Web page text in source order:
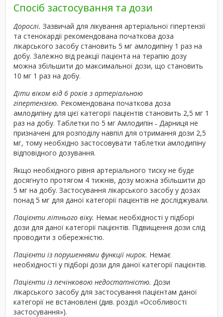
Спосіб застосування та дози
Дорослі. Зазвичай для лікування артеріальної гіпертензії
та стенокардії рекомендована початкова доза
лікарського засобу становить 5 мг амлодипіну 1 раз на
добу. Залежно від реакції пацієнта на терапію дозу
можна збільшити до максимальної дози, що становить
10 мг 1 раз на добу.
Діти віком від 6 років з артеріальною
гіпертензією. Рекомендована початкова доза
амлодипіну для цієї категорії пацієнтів становить 2,5 мг 1
раз на добу. Таблетки по 5 мг Амлодипін ˗ Дарниця не
призначені для розподілу навпіл для отримання дози 2,5
мг, тому необхідно застосовувати таблетки амлодипіну
відповідного дозування.
Якщо необхідного рівня артеріального тиску не буде
досягнуто протягом 4 тижнів, дозу можна збільшити до
5 мг на добу. Застосування лікарського засобу у дозах
понад 5 мг для даної категорії пацієнтів не досліджували.
Пацієнти літнього віку. Немає необхідності у підборі
дози для даної категорії пацієнтів. Підвищення дози слід
проводити з обережністю.
Пацієнти із порушеннями функції нирок. Немає
необхідності у підборі дози для даної категорії пацієнтів.
Пацієнти із печінковою недостатністю. Дози
лікарського засобу для застосування пацієнтам даної
категорії не встановлені (див. розділ «Особливості
застосування»).